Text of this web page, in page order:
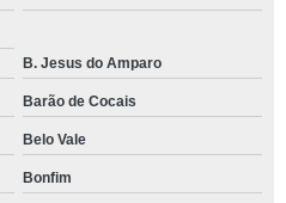
B. Jesus do Amparo
Barão de Cocais
Belo Vale
Bonfim